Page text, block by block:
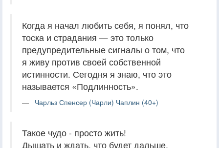
Когда я начал любить себя, я понял, что
тоска и страдания — это только
предупредительные сигналы о том, что
я живу против своей собственной
истинности. Сегодня я знаю, что это
называется «Подлинность».
Чарльз Спенсер (Чарли) Чаплин (40+)
Такое чудо - просто жить!
Дышать и ждать, что будет дальше,